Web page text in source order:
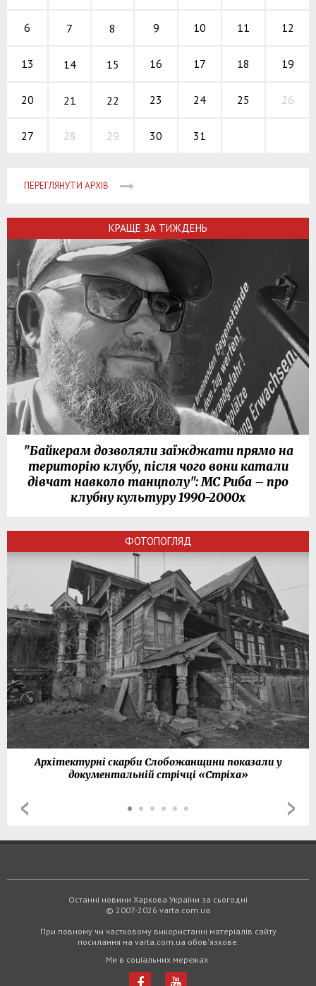
6 7 8 9 10 11 12
13 14 15 16 17 18 19
20 21 22 23 24 25 26
27 28 29 30 31
ПЕРЕГЛЯНУТИ АРХІВ
КРАЩЕ ЗА ТИЖДЕНЬ
"Байкерам дозволяли заїжджати прямо на
територію клубу, після чого вони катали
дівчат навколо танцполу": МС Риба – про
клубну культуру 1990-2000х
ФОТОПОГЛЯД
Архітектурні скарби Слобожанщини показали у
документальній стрічці «Стріха»
Останні новини Харкова України за сьогодні
© 2007-2026 varta.com.ua
При повному чи частковому використанні матеріалів сайту
посилання на varta.com.ua обов'язкове.
Ми в соціальних мережах: